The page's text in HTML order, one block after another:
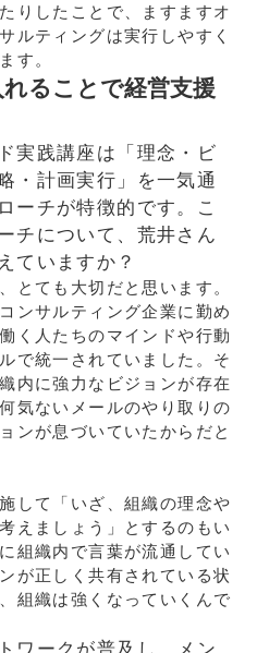
りしたことで、ますますオ
ルティングは実行しやすく
す。
ることで経営支援
実践講座は「理念・ビ
・計画実行」を一気通
ーチが特徴的です。こ
チについて、荒井さん
ていますか？
とても大切だと思います。
ンサルティング企業に勤め
く人たちのマインドや行動
で統一されていました。そ
内に強力なビジョンが存在
気ないメールのやり取りの
ンが息づいていたからだと
して「いざ、組織の理念や
えましょう」とするのもい
組織内で言葉が流通してい
が正しく共有されている状
組織は強くなっていくんで
ワークが普及し、メン